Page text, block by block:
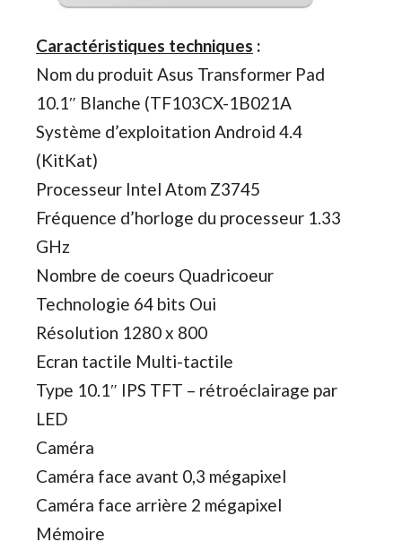
Caractéristiques techniques :
Nom du produit Asus Transformer Pad
10.1″ Blanche (TF103CX-1B021A
Système d’exploitation Android 4.4
(KitKat)
Processeur Intel Atom Z3745
Fréquence d’horloge du processeur 1.33
GHz
Nombre de coeurs Quadricoeur
Technologie 64 bits Oui
Résolution 1280 x 800
Ecran tactile Multi-tactile
Type 10.1″ IPS TFT – rétroéclairage par
LED
Caméra
Caméra face avant 0,3 mégapixel
Caméra face arrière 2 mégapixel
Mémoire